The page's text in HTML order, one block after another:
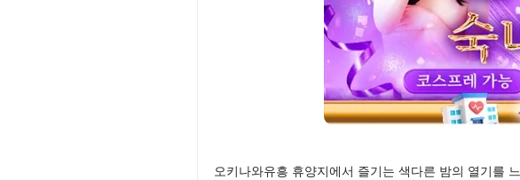
오키나와유흥 휴양지에서 즐기는 색다른 밤의 열기를